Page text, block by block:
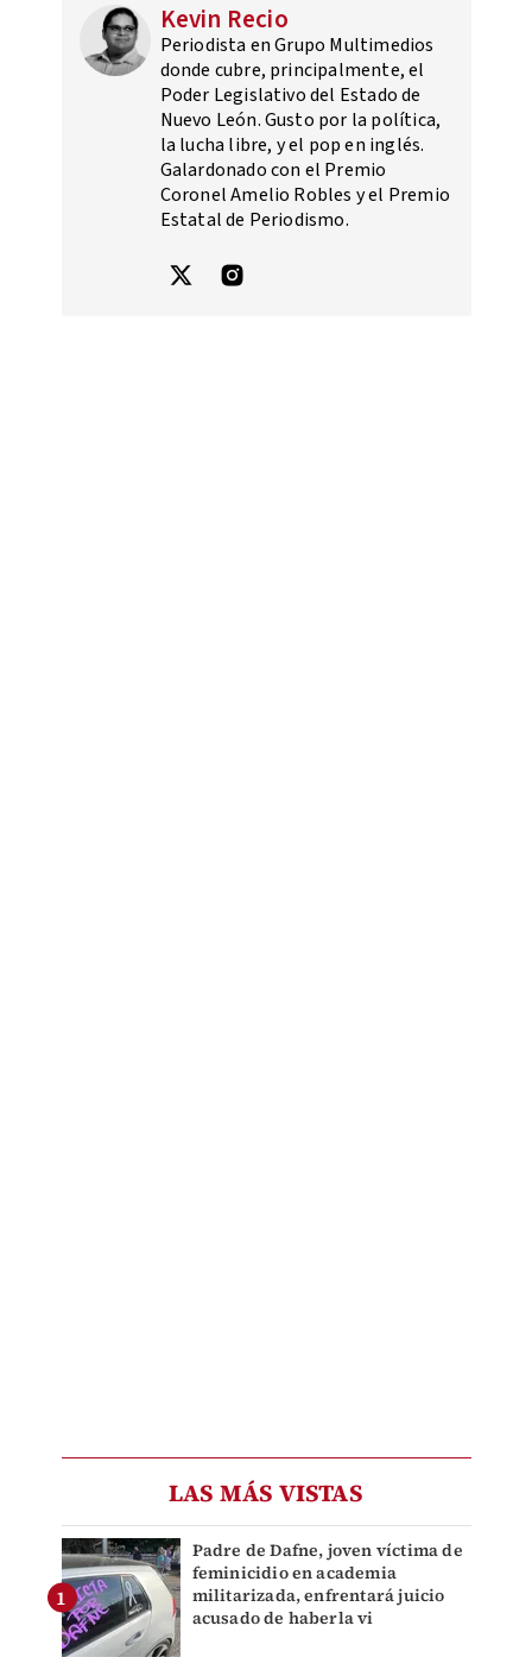
Kevin Recio
Periodista en Grupo Multimedios
donde cubre, principalmente, el
Poder Legislativo del Estado de
Nuevo León. Gusto por la política,
la lucha libre, y el pop en inglés.
Galardonado con el Premio
Coronel Amelio Robles y el Premio
Estatal de Periodismo.
LAS MÁS VISTAS
Padre de Dafne, joven víctima de
feminicidio en academia
militarizada, enfrentará juicio
acusado de haberla vi